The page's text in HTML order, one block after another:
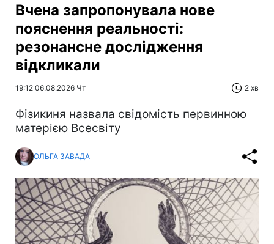
Вчена запропонувала нове
пояснення реальності:
резонансне дослідження
відкликали
19:12 06.08.2026 Чт 2 хв
Фізикиня назвала свідомість первинною
матерією Всесвіту
ОЛЬГА ЗАВАДА